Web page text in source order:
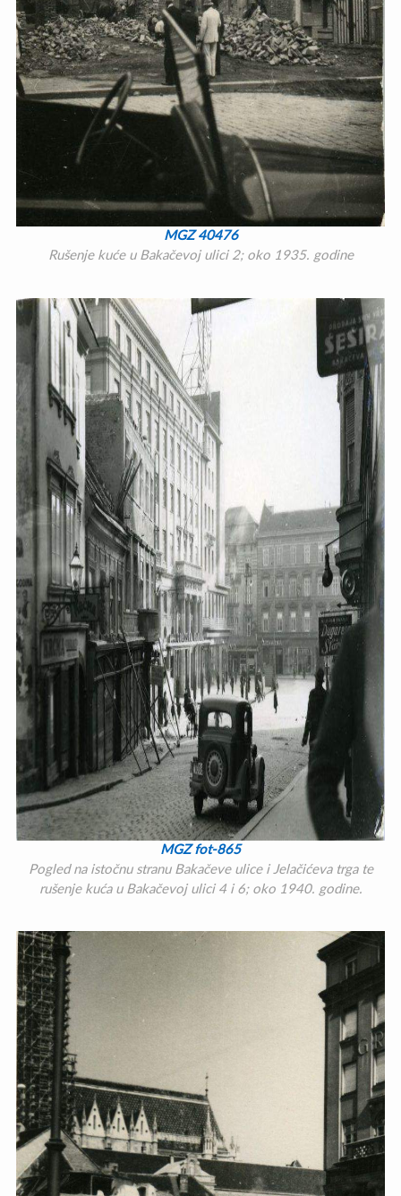
MGZ 40476
Rušenje kuće u Bakačevoj ulici 2; oko 1935. godine
MGZ fot-865
Pogled na istočnu stranu Bakačeve ulice i Jelačićeva trga te
rušenje kuća u Bakačevoj ulici 4 i 6; oko 1940. godine.